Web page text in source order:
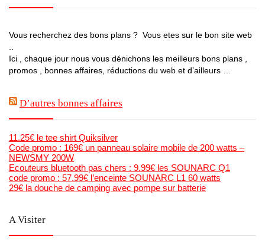
Vous recherchez des bons plans ? Vous etes sur le bon site web
..
Ici , chaque jour nous vous dénichons les meilleurs bons plans ,
promos , bonnes affaires, réductions du web et d’ailleurs …
D’autres bonnes affaires
11.25€ le tee shirt Quiksilver
Code promo : 169€ un panneau solaire mobile de 200 watts –
NEWSMY 200W
Ecouteurs bluetooth pas chers : 9.99€ les SOUNARC Q1
code promo : 57.99€ l’enceinte SOUNARC L1 60 watts
29€ la douche de camping avec pompe sur batterie
A Visiter